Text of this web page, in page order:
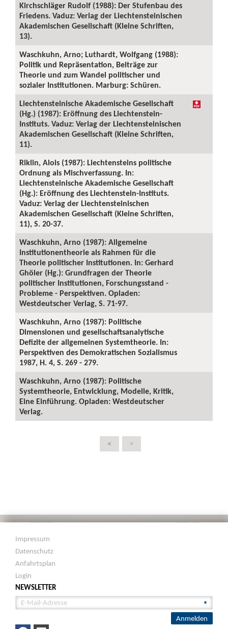
Kirchschläger Rudolf (1988): Der Stufenbau des
Friedens. Vaduz: Verlag der Liechtensteinischen
Akademischen Gesellschaft (Kleine Schriften,
13).
Waschkuhn, Arno; Luthardt, Wolfgang (1988):
Politik und Repräsentation, Beiträge zur
Theorie und zum Wandel politischer und
sozialer Institutionen. Marburg: Schüren.
Liechtensteinische Akademische Gesellschaft
(Hg.) (1987): Eröffnung des Liechtenstein-
Instituts. Vaduz: Verlag der Liechtensteinischen
Akademischen Gesellschaft (Kleine Schriften,
11).
Riklin, Alois (1987): Liechtensteins politische
Ordnung als Mischverfassung. In:
Liechtensteinische Akademische Gesellschaft
(Hg.): Eröffnung des Liechtenstein-Instituts.
Vaduz: Verlag der Liechtensteinischen
Akademischen Gesellschaft (Kleine Schriften,
11), S. 20-37.
Waschkuhn, Arno (1987): Allgemeine
Institutionentheorie als Rahmen für die
Theorie politischer Institutionen. In: Gerhard
Ghöler (Hg.): Grundfragen der Theorie
politischer Institutionen, Forschungsstand -
Probleme - Perspektiven. Opladen:
Westdeutscher Verlag, S. 71-97.
Waschkuhn, Arno (1987): Politische
Dimensionen und gesellschaftsanalytische
Defizite der allgemeinen Systemtheorie. In:
Perspektiven des Demokratischen Sozialismus
1987, H. 4, S. 269 - 279.
Waschkuhn, Arno (1987): Politische
Systemtheorie, Entwicklung, Modelle, Kritik,
Eine Einführung. Opladen: Westdeutscher
Verlag.
< >
Impressum
Datenschutz
Anfahrtsplan
Login
NEWSLETTER